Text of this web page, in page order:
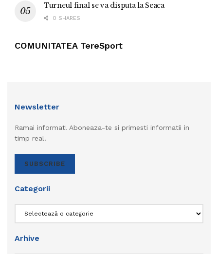
Turneul final se va disputa la Seaca
0 SHARES
COMUNITATEA TereSport
Newsletter
Ramai informat! Aboneaza-te si primesti informatii in
timp real!
SUBSCRIBE
Categorii
Arhive